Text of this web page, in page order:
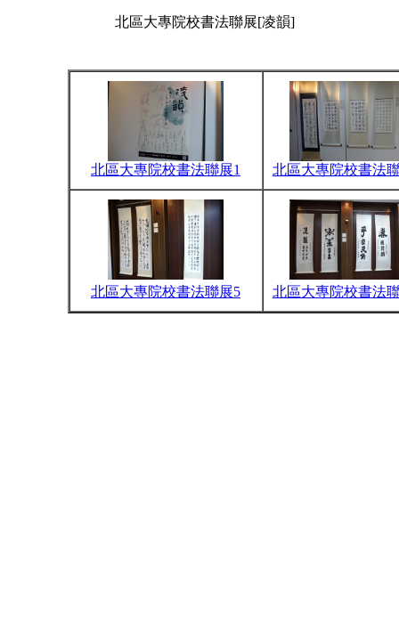
北區大專院校書法聯展[凌韻]
北區大專院校書法聯展1 北區大專院校書法
北區大專院校書法聯展5 北區大專院校書法